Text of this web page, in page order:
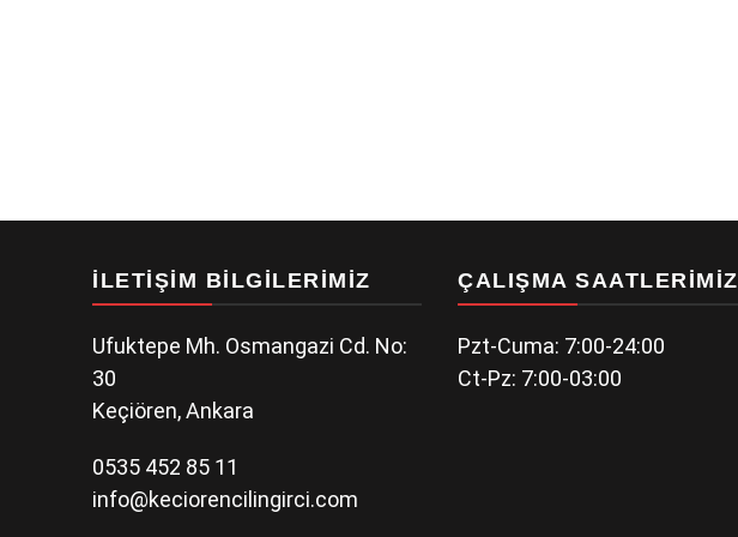
İLETIŞIM BILGILERIMIZ
Ufuktepe Mh. Osmangazi Cd. No:
30
Keçiören, Ankara
0535 452 85 11
info@keciorencilingirci.com
ÇALIŞMA SAATLERIMIZ
Pzt-Cuma: 7:00-24:00
Ct-Pz: 7:00-03:00